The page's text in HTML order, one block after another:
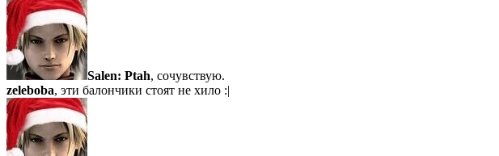
Salen: Ptah, сочувствую.
zeleboba, эти балончики стоят не хило :|